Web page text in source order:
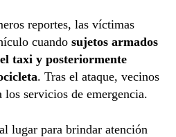
reportes, las víctimas
cuando sujetos armados
taxi y posteriormente
. Tras el ataque, vecinos
servicios de emergencia.
lugar para brindar atención